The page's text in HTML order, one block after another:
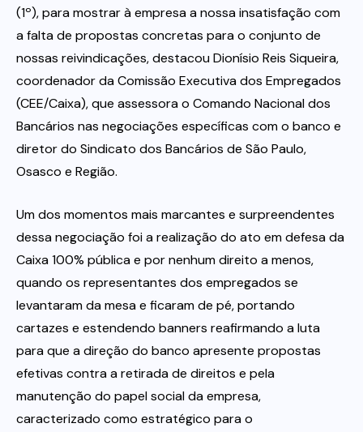
(1º), para mostrar à empresa a nossa insatisfação com
a falta de propostas concretas para o conjunto de
nossas reivindicações, destacou Dionísio Reis Siqueira,
coordenador da Comissão Executiva dos Empregados
(CEE/Caixa), que assessora o Comando Nacional dos
Bancários nas negociações específicas com o banco e
diretor do Sindicato dos Bancários de São Paulo,
Osasco e Região.
Um dos momentos mais marcantes e surpreendentes
dessa negociação foi a realização do ato em defesa da
Caixa 100% pública e por nenhum direito a menos,
quando os representantes dos empregados se
levantaram da mesa e ficaram de pé, portando
cartazes e estendendo banners reafirmando a luta
para que a direção do banco apresente propostas
efetivas contra a retirada de direitos e pela
manutenção do papel social da empresa,
caracterizado como estratégico para o